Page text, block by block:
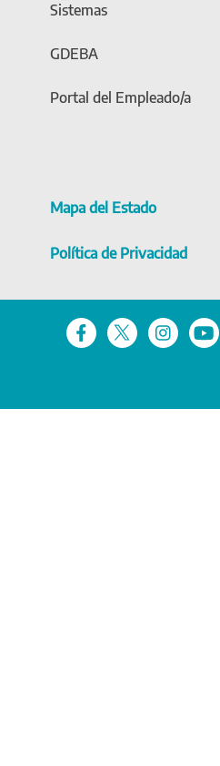
Sistemas
GDEBA
Portal del Empleado/a
Mapa del Estado
Política de Privacidad